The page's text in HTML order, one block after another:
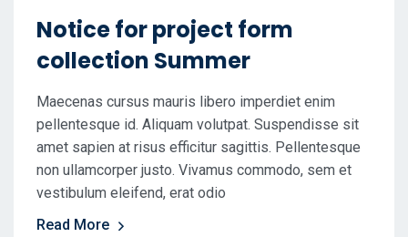
Notice for project form
collection Summer
Maecenas cursus mauris libero imperdiet enim
pellentesque id. Aliquam volutpat. Suspendisse sit
amet sapien at risus efficitur sagittis. Pellentesque
non ullamcorper justo. Vivamus commodo, sem et
vestibulum eleifend, erat odio
Read More